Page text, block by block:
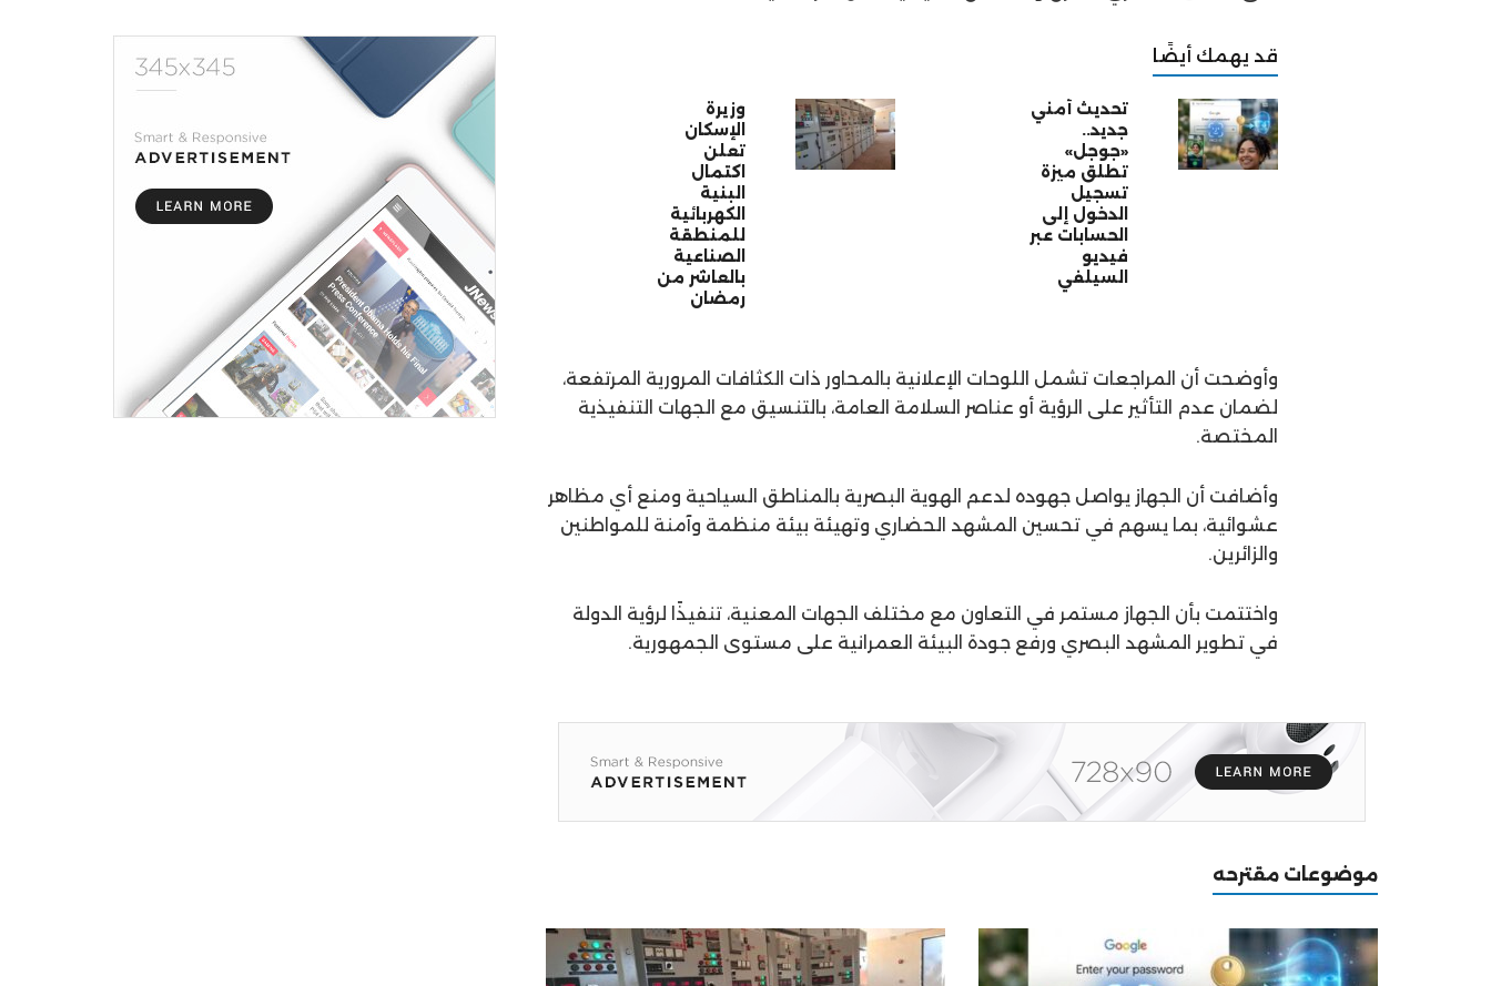
قد يهمك أيضًا
تحديث أمني
جديد..
«جوجل»
تطلق ميزة
تسجيل
الدخول إلى
الحسابات عبر
فيديو
السيلفي
وزيرة
الإسكان
تعلن
اكتمال
البنية
الكهربائية
للمنطقة
الصناعية
بالعاشر من
رمضان
وأوضحت أن المراجعات تشمل اللوحات الإعلانية بالمحاور ذات الكثافات المرورية المرتفعة،
لضمان عدم التأثير على الرؤية أو عناصر السلامة العامة، بالتنسيق مع الجهات التنفيذية
المختصة.
وأضافت أن الجهاز يواصل جهوده لدعم الهوية البصرية بالمناطق السياحية ومنع أي مظاهر
عشوائية، بما يسهم في تحسين المشهد الحضاري وتهيئة بيئة منظمة وآمنة للمواطنين
والزائرين.
واختتمت بأن الجهاز مستمر في التعاون مع مختلف الجهات المعنية، تنفيذًا لرؤية الدولة
في تطوير المشهد البصري ورفع جودة البيئة العمرانية على مستوى الجمهورية.
موضوعات مقترحه